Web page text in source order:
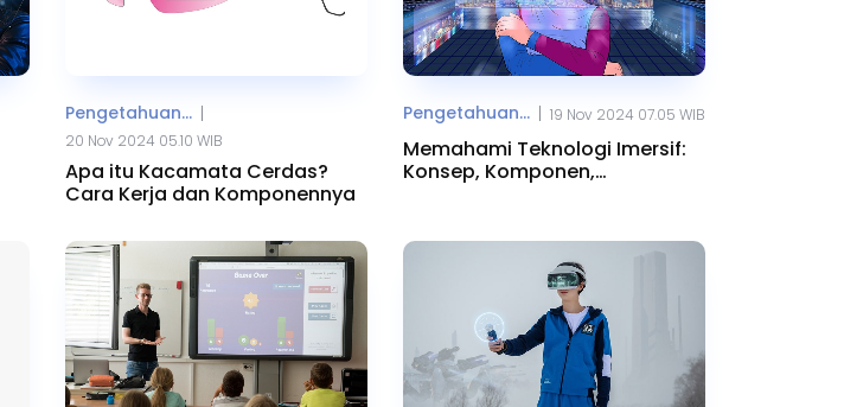
Pengetahuan...
20 Nov 2024 05.10 WIB
Apa itu Kacamata Cerdas?
Cara Kerja dan Komponennya
Pengetahuan... 19 Nov 2024 07.05 WIB
Memahami Teknologi Imersif:
Konsep, Komponen,